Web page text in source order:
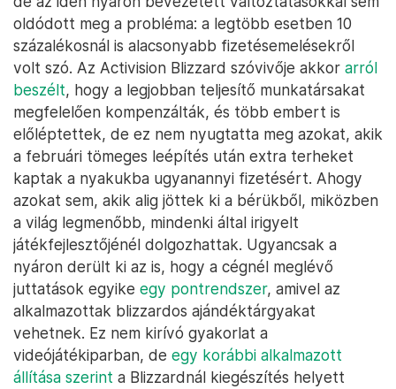
oldódott meg a probléma: a legtöbb esetben 10
százalékosnál is alacsonyabb fizetésemelésekről
volt szó. Az Activision Blizzard szóvivője akkor arról
beszélt, hogy a legjobban teljesítő munkatársakat
megfelelően kompenzálták, és több embert is
előléptettek, de ez nem nyugtatta meg azokat, akik
a februári tömeges leépítés után extra terheket
kaptak a nyakukba ugyanannyi fizetésért. Ahogy
azokat sem, akik alig jöttek ki a bérükből, miközben
a világ legmenőbb, mindenki által irigyelt
játékfejlesztőjénél dolgozhattak. Ugyancsak a
nyáron derült ki az is, hogy a cégnél meglévő
juttatások egyike egy pontrendszer, amivel az
alkalmazottak blizzardos ajándéktárgyakat
vehetnek. Ez nem kirívó gyakorlat a
videójátékiparban, de egy korábbi alkalmazott
állítása szerint a Blizzardnál kiegészítés helyett